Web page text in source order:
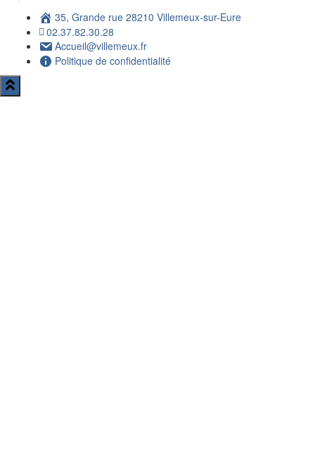
35, Grande rue 28210 Villemeux-sur-Eure
02.37.82.30.28
Accueil@villemeux.fr
Politique de confidentialité